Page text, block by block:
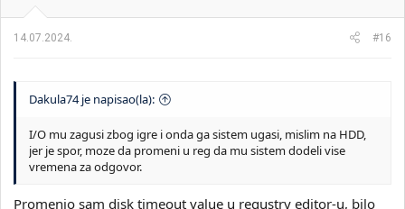
14.07.2024. #16
Dakula74 je napisao(la):
I/O mu zagusi zbog igre i onda ga sistem ugasi, mislim na HDD,
jer je spor, moze da promeni u reg da mu sistem dodeli vise
vremena za odgovor.
Promenio sam disk timeout value u regustry editor-u, bilo